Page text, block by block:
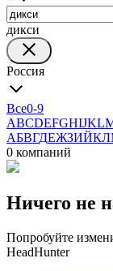
дикси
Россия
Все0-9
ABCDEFGHIJKL
АБВГДЕЖЗИЙКЛ
0 компаний
Ничего не
Попробуйте
HeadHunter